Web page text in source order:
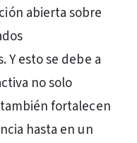
abierta sobre
esto se debe a
no solo
fortalecen
hasta en un